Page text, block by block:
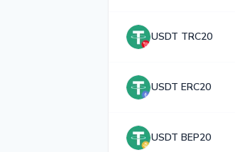
USDT TRC20
USDT ERC20
USDT BEP20